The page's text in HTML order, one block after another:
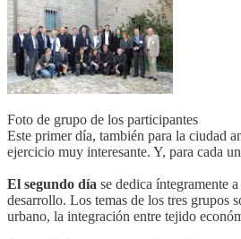
Foto de grupo de los participantes
Este primer día, también para la ciudad
ejercicio muy interesante. Y, para cada
El segundo día se dedica íntegramente
desarrollo. Los temas de los tres grupos
urbano, la integración entre tejido